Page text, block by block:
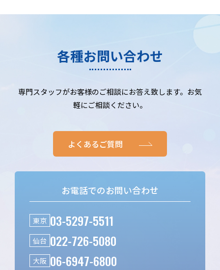
各種お問い合わせ
専門スタッフがお客様のご相談にお答え致します。お気
軽にご相談ください。
よくあるご質問
お電話でのお問い合わせ
東京 03-5297-5511
仙台 022-726-5080
大阪 06-6947-6800